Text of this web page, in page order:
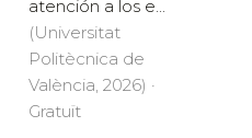
atención a los e...
(Universitat
Politècnica de
València, 2026) ·
Gratuït